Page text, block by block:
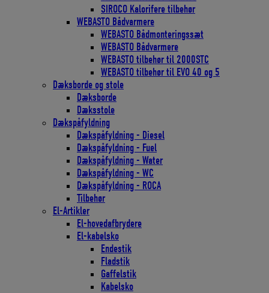
SIROCO Kalorifere tilbehør
WEBASTO Bådvarmere
WEBASTO Bådmonteringssæt
WEBASTO Bådvarmere
WEBASTO tilbehør til 2000STC
WEBASTO tilbehør til EVO 40 og 5
Dæksborde og stole
Dæksborde
Dæksstole
Dækspåfyldning
Dækspåfyldning - Diesel
Dækspåfyldning - Fuel
Dækspåfyldning - Water
Dækspåfyldning - WC
Dækspåfyldning - ROCA
Tilbehør
El-Artikler
El-hovedafbrydere
El-kabelsko
Endestik
Fladstik
Gaffelstik
Kabelsko